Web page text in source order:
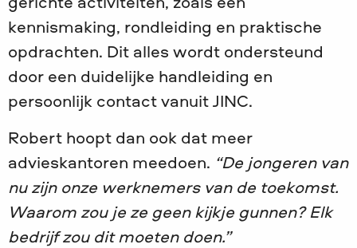
gerichte activiteiten, zoals een
kennismaking, rondleiding en praktische
opdrachten. Dit alles wordt ondersteund
door een duidelijke handleiding en
persoonlijk contact vanuit JINC.
Robert hoopt dan ook dat meer
advieskantoren meedoen. “De jongeren van
nu zijn onze werknemers van de toekomst.
Waarom zou je ze geen kijkje gunnen? Elk
bedrijf zou dit moeten doen.”